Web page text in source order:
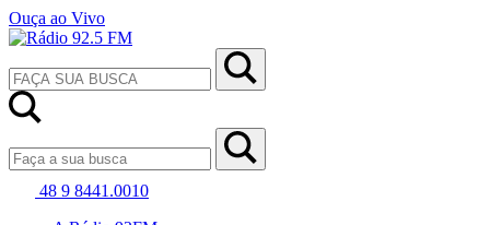
Ouça ao Vivo
48 9 8441.0010